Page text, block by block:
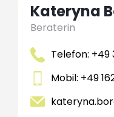
Kateryna
Beraterin
Telefon: +49
Mobil: +49